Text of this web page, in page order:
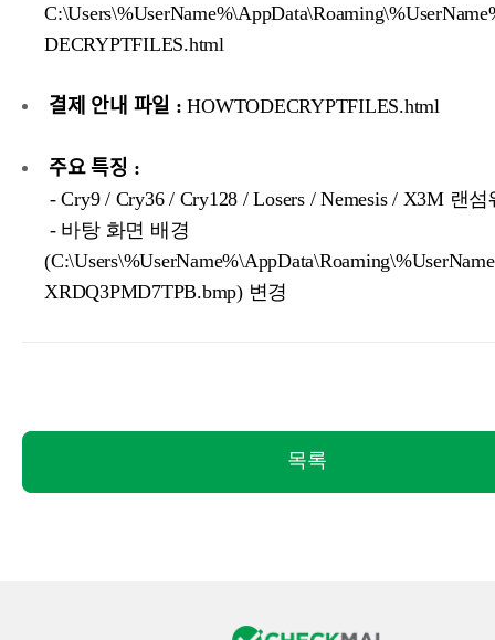
DECRYPTFILES.html
결제 안내 파일 : HOWTODECRYPTFILES.html
주요 특징 :
- Cry9 / Cry36 / Cry128 / Losers / Nemesis / X3M 랜
- 바탕 화면 배경
XRDQ3PMD7TPB.bmp) 변경
목록